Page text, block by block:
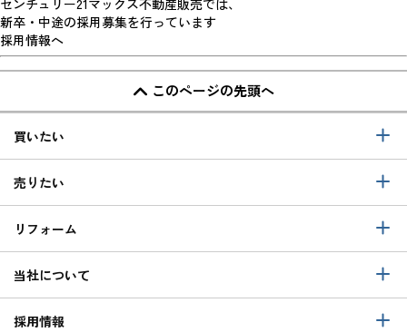
センチュリー21マックス不動産販売では、
新卒・中途の採用募集を行っています
採用情報へ
このページの先頭へ
買いたい
売りたい
リフォーム
当社について
採用情報